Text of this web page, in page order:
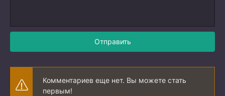
Отправить
Комментариев еще нет. Вы можете стать
первым!